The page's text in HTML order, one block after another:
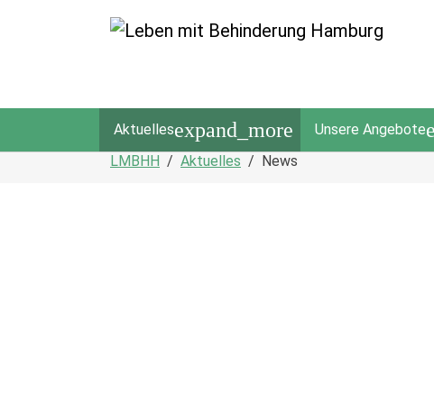
Zum Hauptinhalt springen
Aktuellesexpand_more Unsere Angebote
Sie sind hier:
LMBHH Aktuelles News